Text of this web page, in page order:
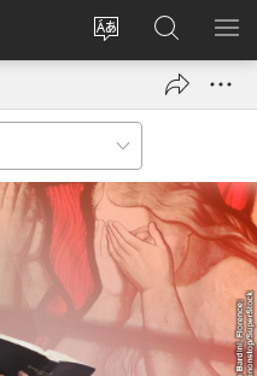
Ribayan
lengguwahe
kan
Mag-
log
new
Hanapon
sa
JW.ORG